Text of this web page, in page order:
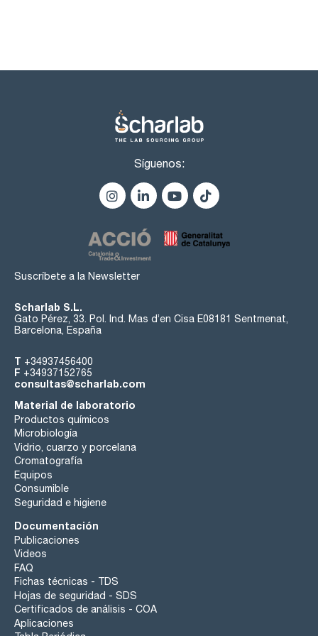
Síguenos:
Suscríbete a la Newsletter
Scharlab S.L.
Gato Pérez, 33. Pol. Ind. Mas d’en Cisa E08181 Sentmenat,
Barcelona, España
T +34937456400
F +34937152765
consultas@scharlab.com
Material de laboratorio
Productos químicos
Microbiología
Vidrio, cuarzo y porcelana
Cromatografía
Equipos
Consumible
Seguridad e higiene
Documentación
Publicaciones
Videos
FAQ
Fichas técnicas - TDS
Hojas de seguridad - SDS
Certificados de análisis - COA
Aplicaciones